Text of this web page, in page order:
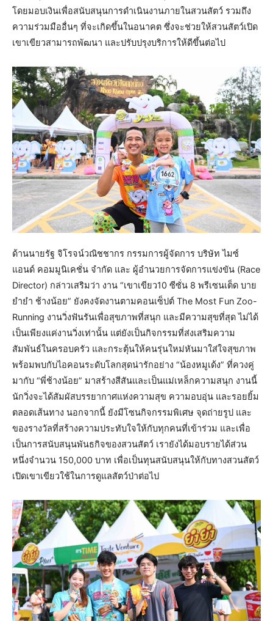
โดยมอบเงินเพื่อสนับสนุนการดำเนินงานภายในสวนสัตว์ รวมถึง
ความร่วมมืออื่นๆ ที่จะเกิดขึ้นในอนาคต ซึ่งจะช่วยให้สวนสัตว์เปิด
เขาเขียวสามารถพัฒนา และปรับปรุงบริการให้ดีขึ้นต่อไป
ด้านนายรัฐ จิโรจน์วณิชชากร กรรมการผู้จัดการ บริษัท ไมซ์
แอนด์ คอมมูนิเคชั่น จำกัด และ ผู้อำนวยการจัดการแข่งขัน (Race
Director) กล่าวเสริมว่า งาน “เขาเขียว10 ซีซั่น 8 พรีเซนเต็ด บาย
ยำยำ ช้างน้อย” ยังคงจัดงานตามคอนเซ็ปต์ The Most Fun Zoo-
Running งานวิ่งฟันรันเพื่อสุขภาพที่สนุก และมีความสุขที่สุด ไม่ได้
เป็นเพียงแค่งานวิ่งเท่านั้น แต่ยังเป็นกิจกรรมที่ส่งเสริมความ
สัมพันธ์ในครอบครัว และกระตุ้นให้คนรุ่นใหม่หันมาใส่ใจสุขภาพ
พร้อมพบกับไอคอนระดับโลกสุดน่ารักอย่าง “น้องหมูเด้ง” ที่ควงคู่
มากับ “พี่ช้างน้อย” มาสร้างสีสันและเป็นแม่เหล็กความสนุก งานนี้
นักวิ่งจะได้สัมผัสบรรยากาศแห่งความสุข ความอบอุ่น และรอยยิ้ม
ตลอดเส้นทาง นอกจากนี้ ยังมีโซนกิจกรรมพิเศษ จุดถ่ายรูป และ
ของรางวัลที่สร้างความประทับใจให้กับทุกคนที่เข้าร่วม และเพื่อ
เป็นการสนับสนุนพันธกิจของสวนสัตว์ เรายังได้มอบรายได้ส่วน
หนึ่งจำนวน 150,000 บาท เพื่อเป็นทุนสนับสนุนให้กับทางสวนสัตว์
เปิดเขาเขียวใช้ในการดูแลสัตว์ป่าต่อไป